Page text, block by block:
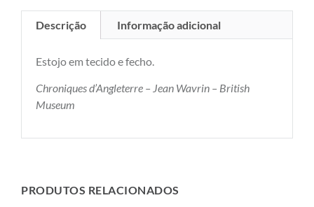
Descrição Informação adicional
Estojo em tecido e fecho.
Chroniques d’Angleterre – Jean Wavrin – British
Museum
PRODUTOS RELACIONADOS